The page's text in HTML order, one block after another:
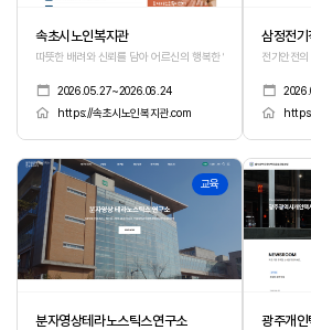
속초시노인복지관
따뜻한 배려와 신뢰를 담아 어르신의 행복한 일상을 함께 만들어
2026.05.27~2026.06.24
https://속초시노인복지관.com
삼정전
전기안전
515 교육
분자영상테라노스틱스연구소 광주개